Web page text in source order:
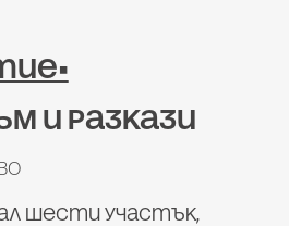
и разкази
Шести участък,